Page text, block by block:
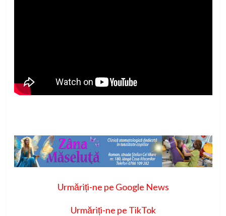
Urmăriți-ne pe Google News
Urmăriți-ne pe TikTok